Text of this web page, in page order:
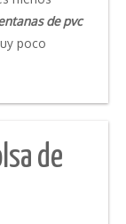
de pvc
poco
de